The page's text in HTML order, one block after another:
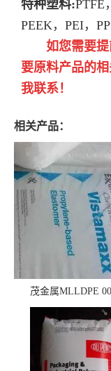
特种塑料:PTFE
PEEK，PEI，
如您需要提
要原料产品的
我联系！
相关产品：
茂金属MLLDPE
0019XC 现货